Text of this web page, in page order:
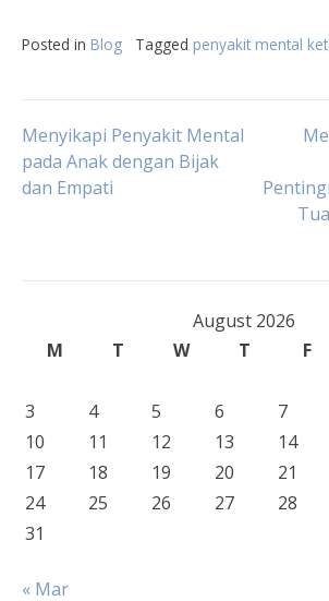
Posted in Blog Tagged penyakit mental
Post
navigation
Menyikapi Penyakit Mental
pada Anak dengan Bijak
dan Empati
August 2026
M
T W T F
3
4 5 6 7
10
11 12 13 14
17
18 19 20 21
24
25 26 27 28
31
« Mar